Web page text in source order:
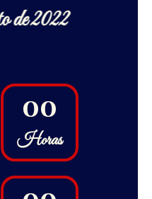
de 2022
00
Horas